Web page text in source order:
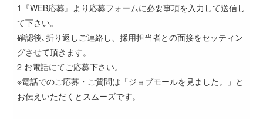
1『WEB応募』より応募フォームに必要事項を入力して送信し
て下さい。
確認後､折り返しご連絡し、採用担当者との面接をセッティン
グさせて頂きます。
2 お電話にてご応募下さい。
※電話でのご応募・ご質問は「ジョブモールを見ました。」と
お伝えいただくとスムーズです。